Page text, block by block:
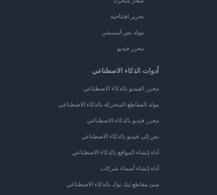
تحرير افتتاحية
مولد نص أنيميشن
محرر فيديو
أدوات الذكاء الاصطناعي
محرر الفيديو بالذكاء الاصطناعي
مولد المقاطع المتحركة بالذكاء الاصطناعي
محرر فيديو بالذكاء الاصطناعي
نص إلى فيديو بالذكاء الاصطناعي
أداة إنشاء المواقع بالذكاء الاصطناعي
أداة إنشاء أسماء شركات
منئ مقاطع تيك توك بالذكاء الاصطناعي